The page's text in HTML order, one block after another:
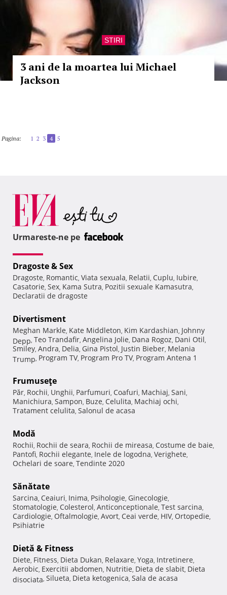
STIRI
3 ani de la moartea lui Michael
Jackson
Pagina: 1 2 3 4 5
Urmareste-ne pe
Dragoste & Sex
Dragoste, Romantic, Viata sexuala, Relatii, Cuplu, Iubire,
Casatorie, Sex, Kama Sutra, Pozitii sexuale Kamasutra,
Declaratii de dragoste
Divertisment
Meghan Markle, Kate Middleton, Kim Kardashian, Johnny
Depp, Teo Trandafir, Angelina Jolie, Dana Rogoz, Dani Otil,
Smiley, Andra, Delia, Gina Pistol, Justin Bieber, Melania
Trump, Program TV, Program Pro TV, Program Antena 1
Frumuseţe
Păr, Rochii, Unghii, Parfumuri, Coafuri, Machiaj, Sani,
Manichiura, Sampon, Buze, Celulita, Machiaj ochi,
Tratament celulita, Salonul de acasa
Modă
Rochii, Rochii de seara, Rochii de mireasa, Costume de baie,
Pantofi, Rochii elegante, Inele de logodna, Verighete,
Ochelari de soare, Tendinte 2020
Sănătate
Sarcina, Ceaiuri, Inima, Psihologie, Ginecologie,
Stomatologie, Colesterol, Anticonceptionale, Test sarcina,
Cardiologie, Oftalmologie, Avort, Ceai verde, HIV, Ortopedie,
Psihiatrie
Dietă & Fitness
Diete, Fitness, Dieta Dukan, Relaxare, Yoga, Intretinere,
Aerobic, Exercitii abdomen, Nutritie, Dieta de slabit, Dieta
disociata, Silueta, Dieta ketogenica, Sala de acasa